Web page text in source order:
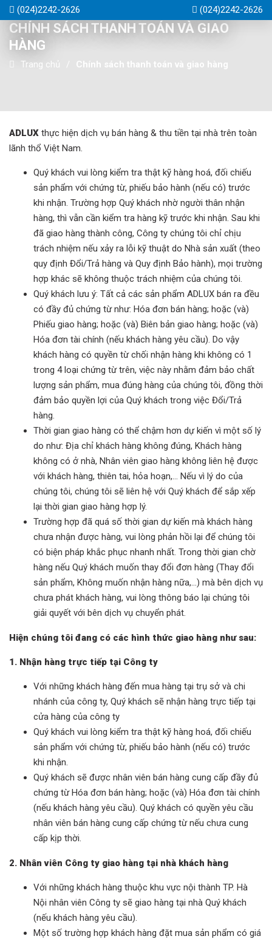
(024)2242-2626 (024)2242-2626
CHÍNH SÁCH THANH TOÁN VÀ GIAO
HÀNG
Trang chủ Chính sách thanh toán và giao hàng
ADLUX thực hiện dịch vụ bán hàng & thu tiền tại nhà trên toàn
lãnh thổ Việt Nam.
Quý khách vui lòng kiểm tra thật kỹ hàng hoá, đối chiếu
sản phẩm với chứng từ, phiếu bảo hành (nếu có) trước
khi nhận. Trường hợp Quý khách nhờ người thân nhận
hàng, thì vẫn cần kiểm tra hàng kỹ trước khi nhận. Sau khi
đã giao hàng thành công, Công ty chúng tôi chỉ chịu
trách nhiệm nếu xảy ra lỗi kỹ thuật do Nhà sản xuất (theo
quy định Đổi/Trả hàng và Quy định Bảo hành), mọi trường
hợp khác sẽ không thuộc trách nhiệm của chúng tôi.
Quý khách lưu ý: Tất cả các sản phẩm ADLUX bán ra đều
có đầy đủ chứng từ như: Hóa đơn bán hàng; hoặc (và)
Phiếu giao hàng; hoặc (và) Biên bản giao hàng; hoặc (và)
Hóa đơn tài chính (nếu khách hàng yêu cầu). Do vậy
khách hàng có quyền từ chối nhận hàng khi không có 1
trong 4 loại chứng từ trên, việc này nhằm đảm bảo chất
lượng sản phẩm, mua đúng hàng của chúng tôi, đồng thời
đảm bảo quyền lợi của Quý khách trong việc Đổi/Trả
hàng.
Thời gian giao hàng có thể chậm hơn dự kiến vì một số lý
do như: Địa chỉ khách hàng không đúng, Khách hàng
không có ở nhà, Nhân viên giao hàng không liên hệ được
với khách hàng, thiên tai, hỏa hoạn,… Nếu vì lý do của
chúng tôi, chúng tôi sẽ liên hệ với Quý khách để sắp xếp
lại thời gian giao hàng hợp lý.
Trường hợp đã quá số thời gian dự kiến mà khách hàng
chưa nhận được hàng, vui lòng phản hồi lại để chúng tôi
có biện pháp khắc phục nhanh nhất. Trong thời gian chờ
hàng nếu Quý khách muốn thay đổi đơn hàng (Thay đổi
sản phẩm, Không muốn nhận hàng nữa,…) mà bên dịch vụ
chưa phát khách hàng, vui lòng thông báo lại chúng tôi
giải quyết với bên dịch vụ chuyển phát.
Hiện chúng tôi đang có các hình thức giao hàng như sau:
1. Nhận hàng trực tiếp tại Công ty
Với những khách hàng đến mua hàng tại trụ sở và chi
nhánh của công ty, Quý khách sẽ nhận hàng trực tiếp tại
cửa hàng của công ty
Quý khách vui lòng kiểm tra thật kỹ hàng hoá, đối chiếu
sản phẩm với chứng từ, phiếu bảo hành (nếu có) trước
khi nhận.
Quý khách sẽ được nhân viên bán hàng cung cấp đầy đủ
chứng từ Hóa đơn bán hàng; hoặc (và) Hóa đơn tài chính
(nếu khách hàng yêu cầu). Quý khách có quyền yêu cầu
nhân viên bán hàng cung cấp chứng từ nếu chưa cung
cấp kịp thời.
2. Nhân viên Công ty giao hàng tại nhà khách hàng
Với những khách hàng thuộc khu vực nội thành TP. Hà
Nội nhân viên Công ty sẽ giao hàng tại nhà Quý khách
(nếu khách hàng yêu cầu).
Một số trường hợp khách hàng đặt mua sản phẩm có giá